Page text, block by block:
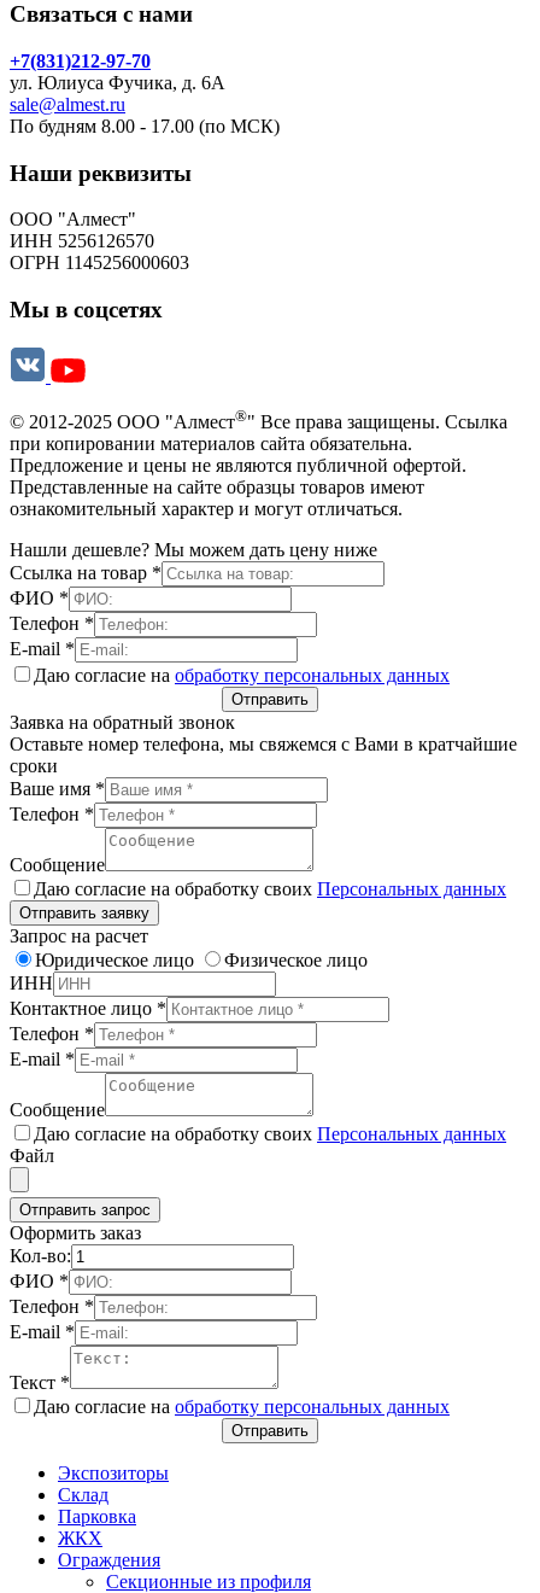
Связаться с нами
+7(831)212-97-70
ул. Юлиуса Фучика, д. 6А
sale@almest.ru
По будням 8.00 - 17.00 (по МСК)
Наши реквизиты
ООО "Алмест"
ИНН 5256126570
ОГРН 1145256000603
Мы в соцсетях
© 2012-2025 ООО "Алмест®" Все права защищены. Ссылка
при копировании материалов сайта обязательна.
Предложение и цены не являются публичной офертой.
Представленные на сайте образцы товаров имеют
ознакомительный характер и могут отличаться.
Нашли дешевле? Мы можем дать цену ниже
Ссылка на товар *
ФИО *
Телефон *
E-mail *
Даю согласие на обработку персональных данных
Отправить
Заявка на обратный звонок
Оставьте номер телефона, мы свяжемся с Вами в кратчайшие
сроки
Ваше имя *
Телефон *
Сообщение
Даю согласие на обработку своих Персональных данных
Отправить заявку
Запрос на расчет
Юридическое лицо
Физическое лицо
ИНН
Контактное лицо *
Телефон *
E-mail *
Сообщение
Даю согласие на обработку своих Персональных данных
Файл
Отправить запрос
Оформить заказ
Кол-во:
ФИО *
Телефон *
E-mail *
Текст *
Даю согласие на обработку персональных данных
Отправить
Экспозиторы
Склад
Парковка
ЖКХ
Ограждения
Секционные из профиля